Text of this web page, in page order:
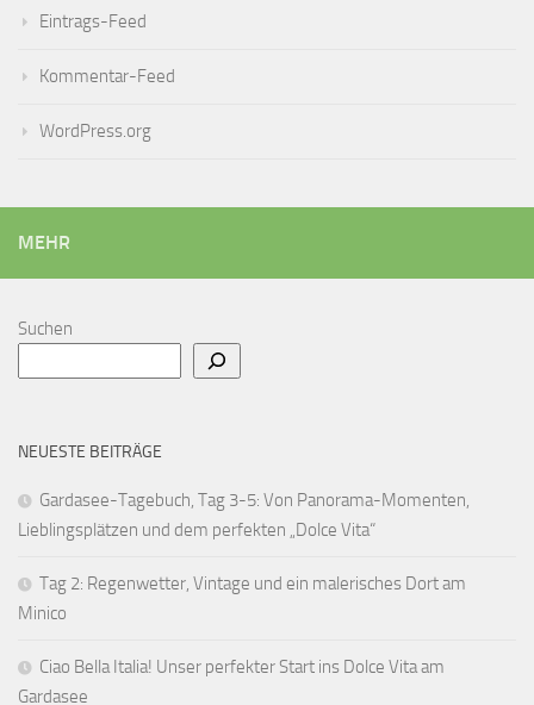
Eintrags-Feed
Kommentar-Feed
WordPress.org
MEHR
Suchen
NEUESTE BEITRÄGE
Gardasee-Tagebuch, Tag 3-5: Von Panorama-Momenten,
Lieblingsplätzen und dem perfekten „Dolce Vita“
Tag 2: Regenwetter, Vintage und ein malerisches Dort am
Minico
Ciao Bella Italia! Unser perfekter Start ins Dolce Vita am
Gardasee